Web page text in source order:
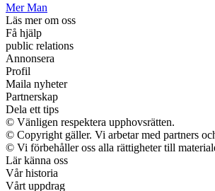
Mer Man
Läs mer om oss
Få hjälp
public relations
Annonsera
Profil
Maila nyheter
Partnerskap
Dela ett tips
© Vänligen respektera upphovsrätten.
© Copyright gäller. Vi arbetar med partners
© Vi förbehåller oss alla rättigheter till
Lär känna oss
Vår historia
Vårt uppdrag